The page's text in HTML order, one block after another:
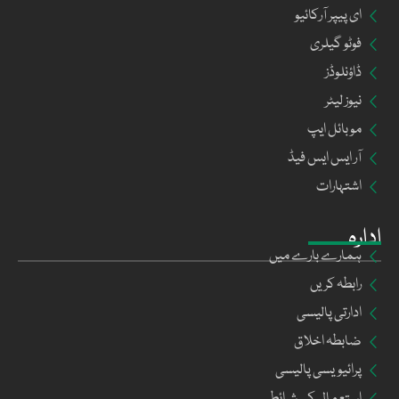
ادارہ
ہمارے بارے میں
رابطہ کریں
ادارتی پالیسی
ضابطہ اخلاق
پرائیویسی پالیسی
ای پیپر آرکائیو
فوٹو گیلری
ڈاؤنلوڈز
نیوز لیٹر
موبائل ایپ
آر ایس ایس فیڈ
اشتہارات